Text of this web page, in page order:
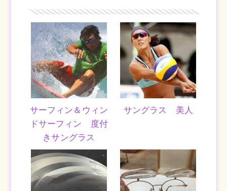
サーフィン＆ウィン
ドサーフィン 度付
きサングラス
サングラス 美人